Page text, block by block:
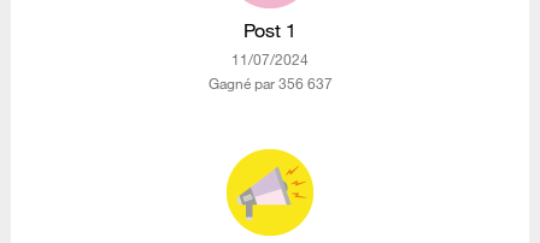
Post 1
‎11/07/2024
Gagné par 356 637